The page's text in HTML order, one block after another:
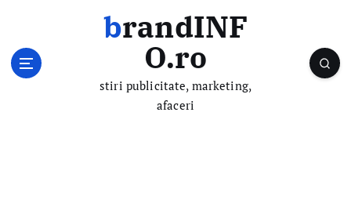
brandINF
O.ro
stiri publicitate, marketing,
afaceri